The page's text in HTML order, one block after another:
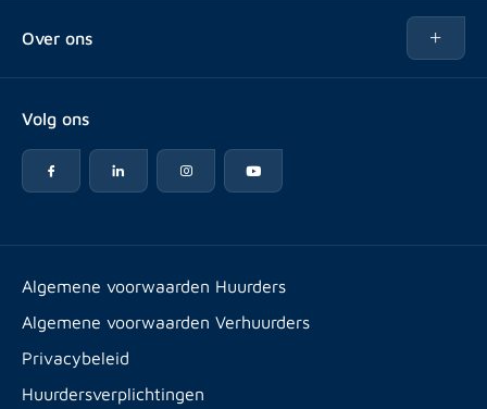
Vastgoedbeheer
Advies
Expats
Energielabel
Over ons
Veelgestelde vragen
Reviews
Artikelen
Volg ons
Algemene voorwaarden Huurders
Algemene voorwaarden Verhuurders
Privacybeleid
Huurdersverplichtingen